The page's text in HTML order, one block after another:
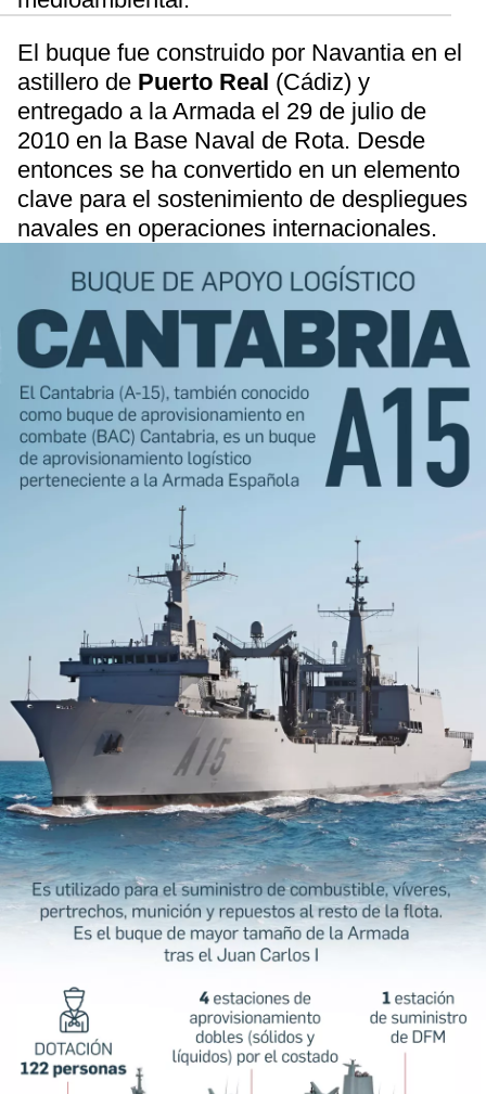
El buque fue construido por Navantia en el
astillero de Puerto Real (Cádiz) y
entregado a la Armada el 29 de julio de
2010 en la Base Naval de Rota. Desde
entonces se ha convertido en un elemento
clave para el sostenimiento de despliegues
navales en operaciones internacionales.